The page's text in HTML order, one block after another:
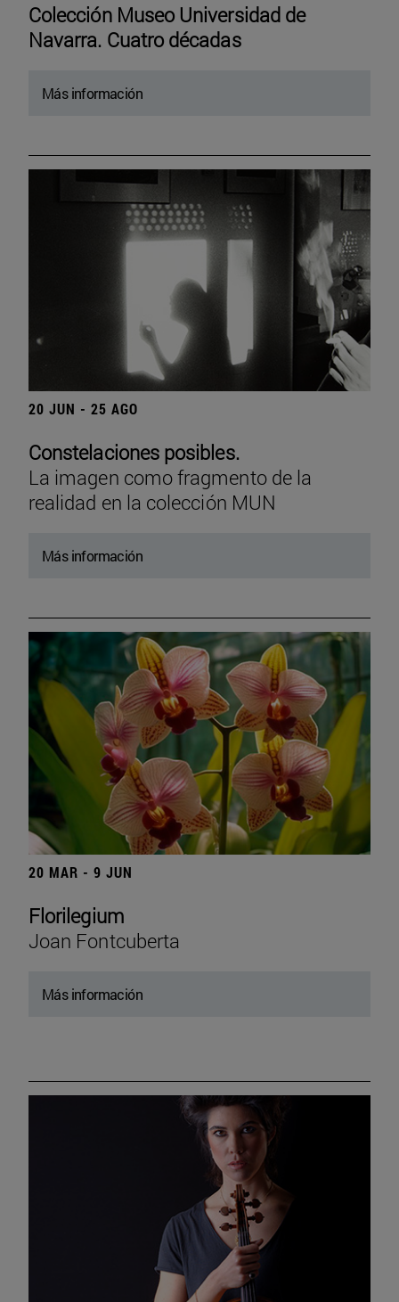
Colección Museo Universidad de
Navarra. Cuatro décadas
Más información
20 JUN - 25 AGO
Constelaciones posibles.
La imagen como fragmento de la
realidad en la colección MUN
Más información
20 MAR - 9 JUN
Florilegium
Joan Fontcuberta
Más información